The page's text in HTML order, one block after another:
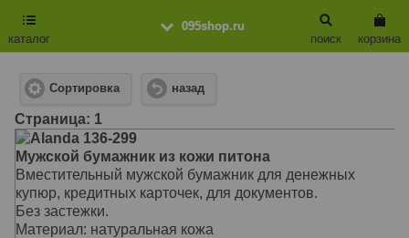
095shop.ru
каталог
корзина
поиск
Сортировка назад
Cтраница: 1
Alanda 136-299
Мужской бумажник из кожи питона
Вместительный мужской бумажник для денежных
купюр, кредитных карточек, для документов.
Без застежки.
Материал: натуральная кожа